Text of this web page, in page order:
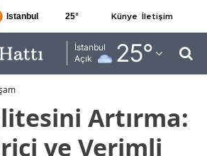
25° Künye İletişim
İstanbul
Açık
25°
Adana
Adıyaman
Ağrı
Artırma:
ve Verimli